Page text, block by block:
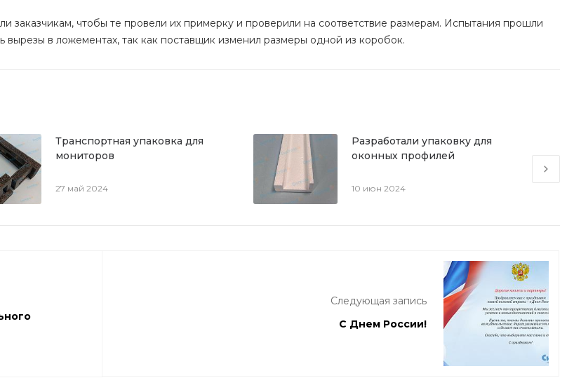
заказчикам, чтобы те провели их примерку и проверили на соответствие размерам. Испытания прошли
в ложементах, так как поставщик изменил размеры одной из коробок.
Транспортная упаковка для
мониторов
27 май 2024
Разработали упаковку для
оконных профилей
10 июн 2024
Следующая запись
С Днем России!